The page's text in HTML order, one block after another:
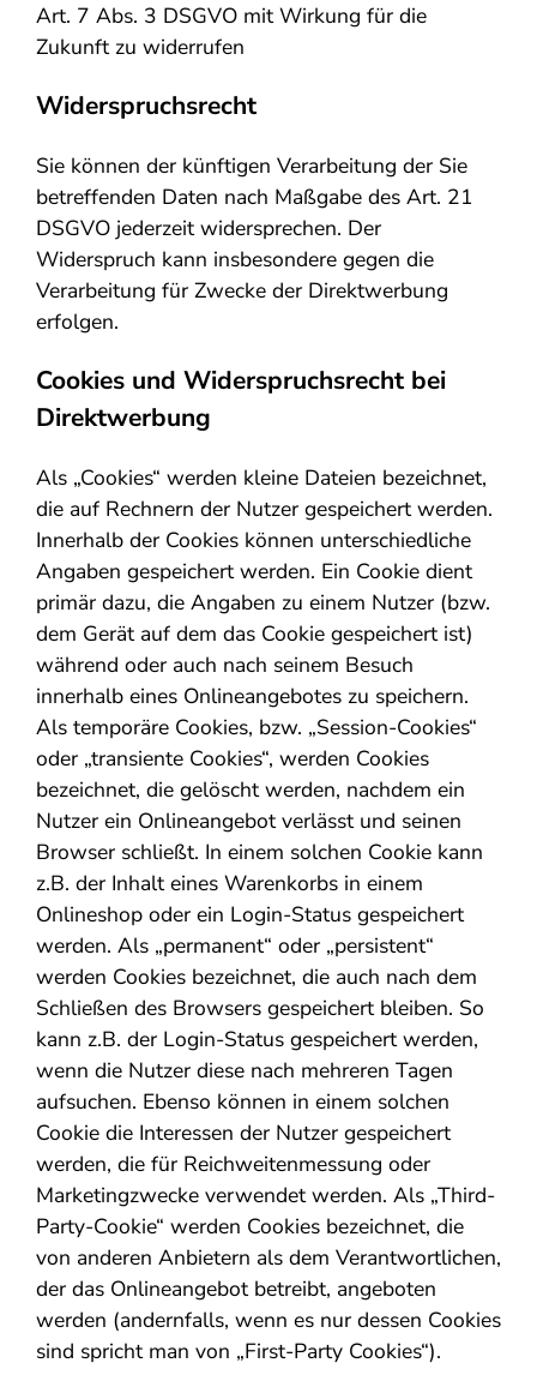
Art. 7 Abs. 3 DSGVO mit Wirkung für die
Zukunft zu widerrufen
Widerspruchsrecht
Sie können der künftigen Verarbeitung der Sie
betreffenden Daten nach Maßgabe des Art. 21
DSGVO jederzeit widersprechen. Der
Widerspruch kann insbesondere gegen die
Verarbeitung für Zwecke der Direktwerbung
erfolgen.
Cookies und Widerspruchsrecht bei
Direktwerbung
Als „Cookies“ werden kleine Dateien bezeichnet,
die auf Rechnern der Nutzer gespeichert werden.
Innerhalb der Cookies können unterschiedliche
Angaben gespeichert werden. Ein Cookie dient
primär dazu, die Angaben zu einem Nutzer (bzw.
dem Gerät auf dem das Cookie gespeichert ist)
während oder auch nach seinem Besuch
innerhalb eines Onlineangebotes zu speichern.
Als temporäre Cookies, bzw. „Session-Cookies“
oder „transiente Cookies“, werden Cookies
bezeichnet, die gelöscht werden, nachdem ein
Nutzer ein Onlineangebot verlässt und seinen
Browser schließt. In einem solchen Cookie kann
z.B. der Inhalt eines Warenkorbs in einem
Onlineshop oder ein Login-Status gespeichert
werden. Als „permanent“ oder „persistent“
werden Cookies bezeichnet, die auch nach dem
Schließen des Browsers gespeichert bleiben. So
kann z.B. der Login-Status gespeichert werden,
wenn die Nutzer diese nach mehreren Tagen
aufsuchen. Ebenso können in einem solchen
Cookie die Interessen der Nutzer gespeichert
werden, die für Reichweitenmessung oder
Marketingzwecke verwendet werden. Als „Third-
Party-Cookie“ werden Cookies bezeichnet, die
von anderen Anbietern als dem Verantwortlichen,
der das Onlineangebot betreibt, angeboten
werden (andernfalls, wenn es nur dessen Cookies
sind spricht man von „First-Party Cookies“).